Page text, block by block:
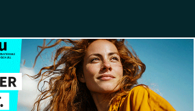
Relations
Music
KI-Service Design
der Sozialen Arbeit
GmbH
Nutzungsbedingungen